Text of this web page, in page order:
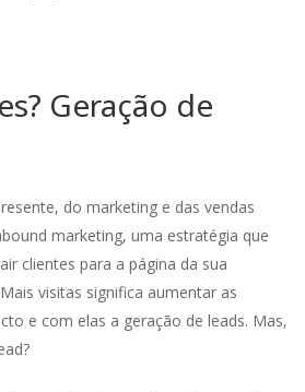
Geração de
do marketing e das vendas
marketing, uma estratégia que
clientes para a página da sua
visitas significa aumentar as
e com elas a geração de leads. Mas,